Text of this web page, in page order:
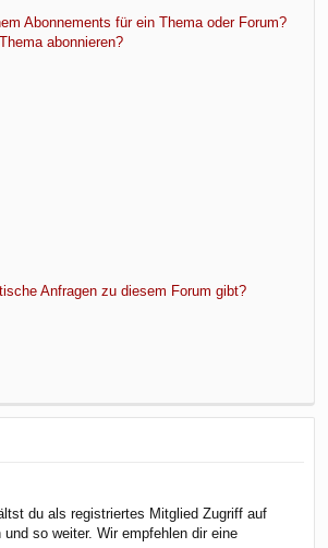
Abonnements für ein Thema oder Forum?
abonnieren?
Anfragen zu diesem Forum gibt?
du als registriertes Mitglied Zugriff auf
so weiter. Wir empfehlen dir eine